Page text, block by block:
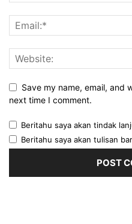
Save my name, email, and
next time I comment.
Beritahu saya akan tindak
Beritahu saya akan tulisan